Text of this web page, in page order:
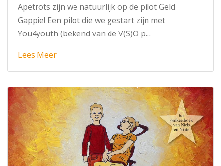
Apetrots zijn we natuurlijk op de pilot Geld
Gappie! Een pilot die we gestart zijn met
You4youth (bekend van de V(S)O p…
Lees Meer